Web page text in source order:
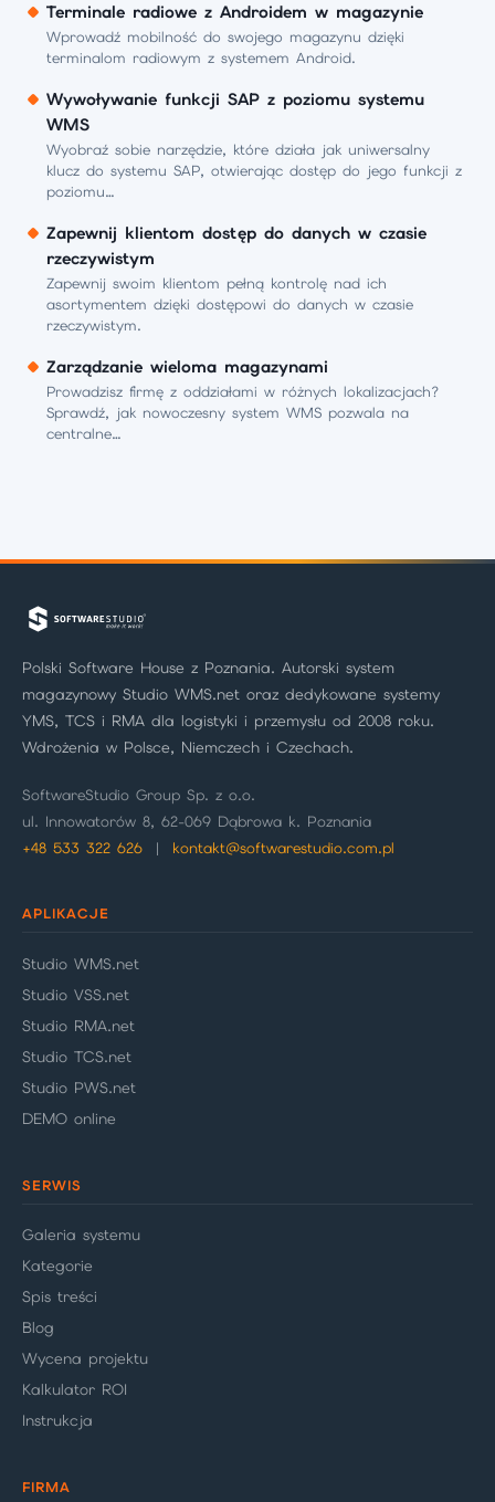
Terminale radiowe z Androidem w magazynie
Wprowadź mobilność do swojego magazynu dzięki
terminalom radiowym z systemem Android.
Wywoływanie funkcji SAP z poziomu systemu
WMS
Wyobraź sobie narzędzie, które działa jak uniwersalny
klucz do systemu SAP, otwierając dostęp do jego funkcji z
poziomu…
Zapewnij klientom dostęp do danych w czasie
rzeczywistym
Zapewnij swoim klientom pełną kontrolę nad ich
asortymentem dzięki dostępowi do danych w czasie
rzeczywistym.
Zarządzanie wieloma magazynami
Prowadzisz firmę z oddziałami w różnych lokalizacjach?
Sprawdź, jak nowoczesny system WMS pozwala na
centralne…
Polski Software House z Poznania. Autorski system
magazynowy Studio WMS.net oraz dedykowane systemy
YMS, TCS i RMA dla logistyki i przemysłu od 2008 roku.
Wdrożenia w Polsce, Niemczech i Czechach.
SoftwareStudio Group Sp. z o.o.
ul. Innowatorów 8, 62-069 Dąbrowa k. Poznania
+48 533 322 626 | kontakt@softwarestudio.com.pl
APLIKACJE
Studio WMS.net
Studio VSS.net
Studio RMA.net
Studio TCS.net
Studio PWS.net
DEMO online
SERWIS
Galeria systemu
Kategorie
Spis treści
Blog
Wycena projektu
Kalkulator ROI
Instrukcja
FIRMA